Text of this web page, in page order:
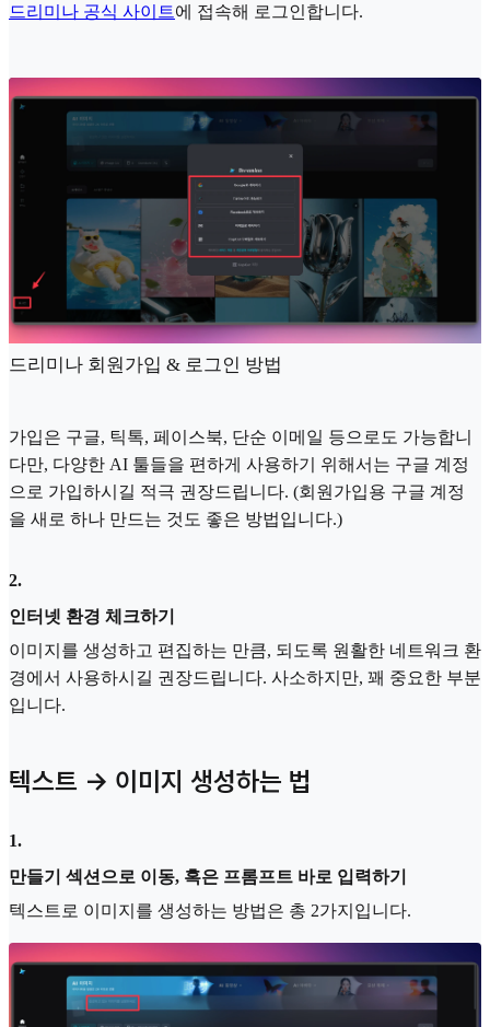
드리미나 공식 사이트에 접속해 로그인합니다.
드리미나 회원가입 & 로그인 방법
가입은 구글, 틱톡, 페이스북, 단순 이메일 등으로도 가능합니
다만, 다양한 AI 툴들을 편하게 사용하기 위해서는 구글 계정
으로 가입하시길 적극 권장드립니다. (회원가입용 구글 계정
을 새로 하나 만드는 것도 좋은 방법입니다.)
2.
인터넷 환경 체크하기
이미지를 생성하고 편집하는 만큼, 되도록 원활한 네트워크 환
경에서 사용하시길 권장드립니다. 사소하지만, 꽤 중요한 부분
입니다.
텍스트 → 이미지 생성하는 법
1.
만들기 섹션으로 이동, 혹은 프롬프트 바로 입력하기
텍스트로 이미지를 생성하는 방법은 총 2가지입니다.